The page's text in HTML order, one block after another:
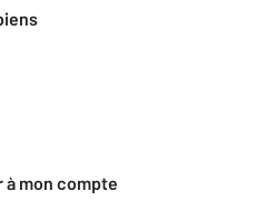
à mon compte